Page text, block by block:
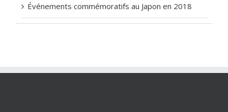
Événements commémoratifs au Japon en 2018